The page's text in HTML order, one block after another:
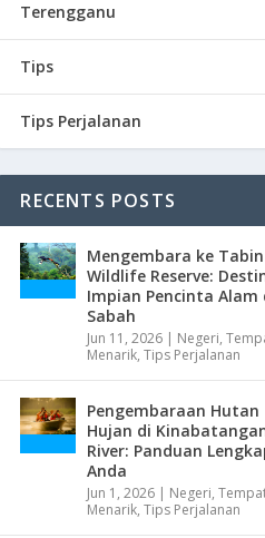
Terengganu
Tips
Tips Perjalanan
RECENTS POSTS
Mengembara ke Tabin
Wildlife Reserve:
Impian Pencinta Alam
Sabah
Jun 11, 2026 | Negeri,
Menarik,Tips Perjalanan
Pengembaraan Hutan
Hujan di
River: Panduan
Anda
Jun 1, 2026 | Negeri,
Menarik,Tips Perjalanan